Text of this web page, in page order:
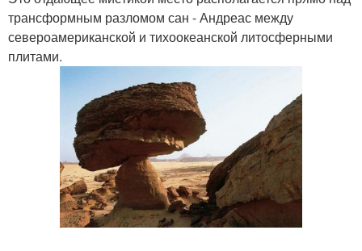
трансформным разломом сан - Андреас между
североамериканской и тихоокеанской литосферными
плитами.